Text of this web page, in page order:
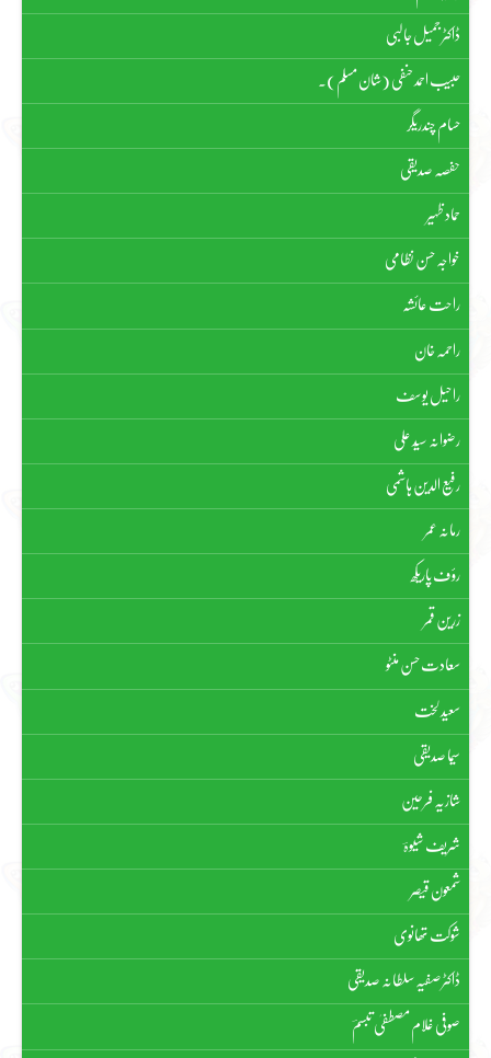
ڈاکٹر جمیل جالبی
حبیب احمد حنفی (شان مسلم)۔
حسام چندریگر
حفصہ صدیقی
حماد ظہیر
خواجہ حسن نظامی
راحت عائشہ
راحمہ خان
راحیل یوسف
رضوانہ سیّد علی
رفیع الدین ہاشمی
رمانہ عمر
رؤف پاریکھ
زرین قمر
سعادت حسن منٹو
سعید لخت
سیما صدیقی
شازیہ فرحین
شریف شیوہؔ
شمعون قیصر
شوکت تھانوی
ڈاکٹر صفیہ سلطانہ صدیقی
صوفی غلام مصطفیٰ تبسمؔ